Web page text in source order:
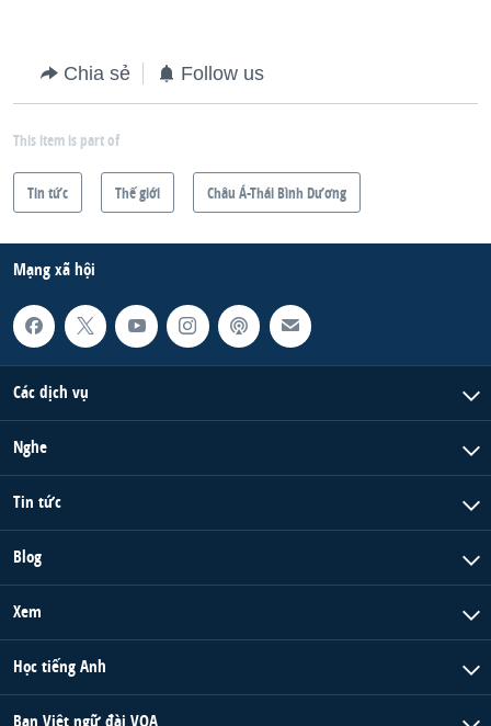
Chia sẻ Follow us
This item is part of
Tin tức Thế giới Châu Á-Thái Bình Dương
Mạng xã hội
Các dịch vụ
Nghe
Tin tức
Blog
Xem
Học tiếng Anh
Ban Việt ngữ đài VOA